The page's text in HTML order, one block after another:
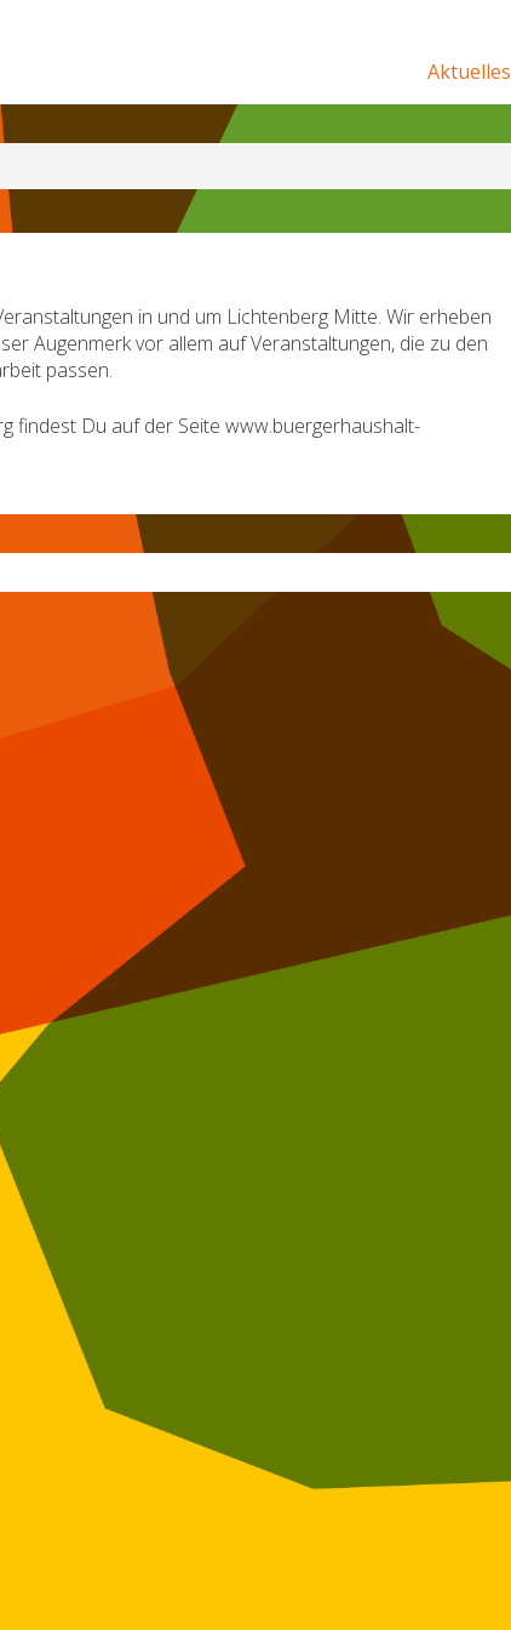
Aktuelles
in und um Lichtenberg Mitte. Wir erheben
Augenmerk vor allem auf Veranstaltungen, die zu den
passen.
findest Du auf der Seite www.buergerhaushalt-